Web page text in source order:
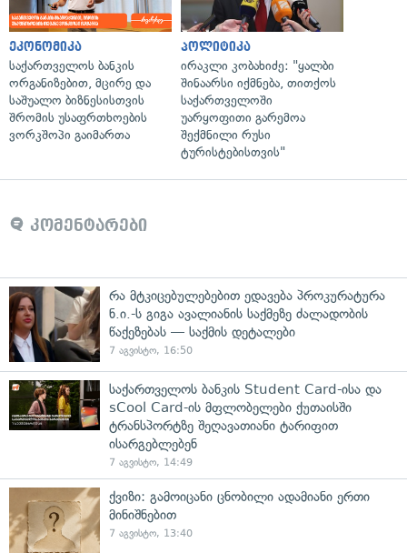
ეკონომიკა
საქართველოს ბანკის
ორგანიზებით, მცირე და
საშუალო ბიზნესისთვის
შრომის უსაფრთხოების
ვორკშოპი გაიმართა
პოლიტიკა
ირაკლი კობახიძე: "ყალბი
შინაარსი იქმნება, თითქოს
საქართველოში
უარყოფითი გარემოა
შექმნილი რუსი
ტურისტებისთვის"
კომენტარები
რა მტკიცებულებებით ედავება პროკურატურა
ნ.ი.-ს გიგა ავალიანის საქმეზე ძალადობის
წაქეზებას — საქმის დეტალები
7 აგვისტო, 16:50
საქართველოს ბანკის Student Card-ისა და
sCool Card-ის მფლობელები ქუთაისში
ტრანსპორტზე შეღავათიანი ტარიფით
ისარგებლებენ
7 აგვისტო, 14:49
ქვიზი: გამოიცანი ცნობილი ადამიანი ერთი
მინიშნებით
7 აგვისტო, 13:40